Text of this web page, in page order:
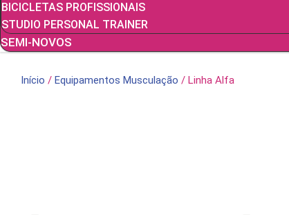
BICICLETAS PROFISSIONAIS
STUDIO PERSONAL TRAINER
SEMI-NOVOS
Início / Equipamentos Musculação / Linha Alfa